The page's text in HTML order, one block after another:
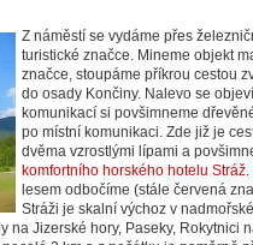
Z náměstí se vydáme přes
turistické značce. Mineme objekt
značce, stoupáme příkrou cestou
do osady Končiny. Nalevo se
komunikací si povšimneme
po místní komunikaci. Zde již je
dvěma vzrostlými lípami a
komfortního horského hotelu Stráž
lesem odbočíme (stále červená
Stráži je skalní výchoz v
na Jizerské hory, Paseky, Rokytnici